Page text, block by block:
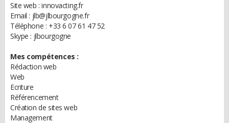
Site web : innovacting.fr
Email : jlb@jlbourgogne.fr
Téléphone : +33 6 07 61 47 52
Skype : jlbourgogne
Mes compétences :
Rédaction web
Web
Ecriture
Référencement
Création de sites web
Management